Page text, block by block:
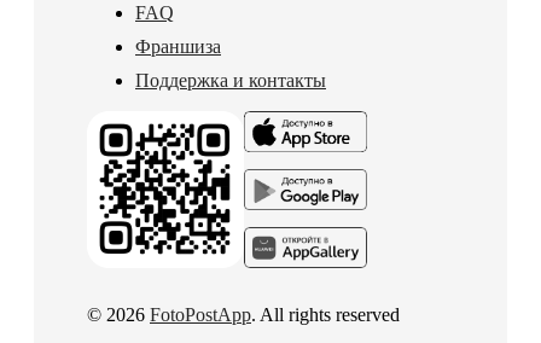
FAQ
Франшиза
Поддержка и контакты
© 2026 FotoPostApp. All rights reserved